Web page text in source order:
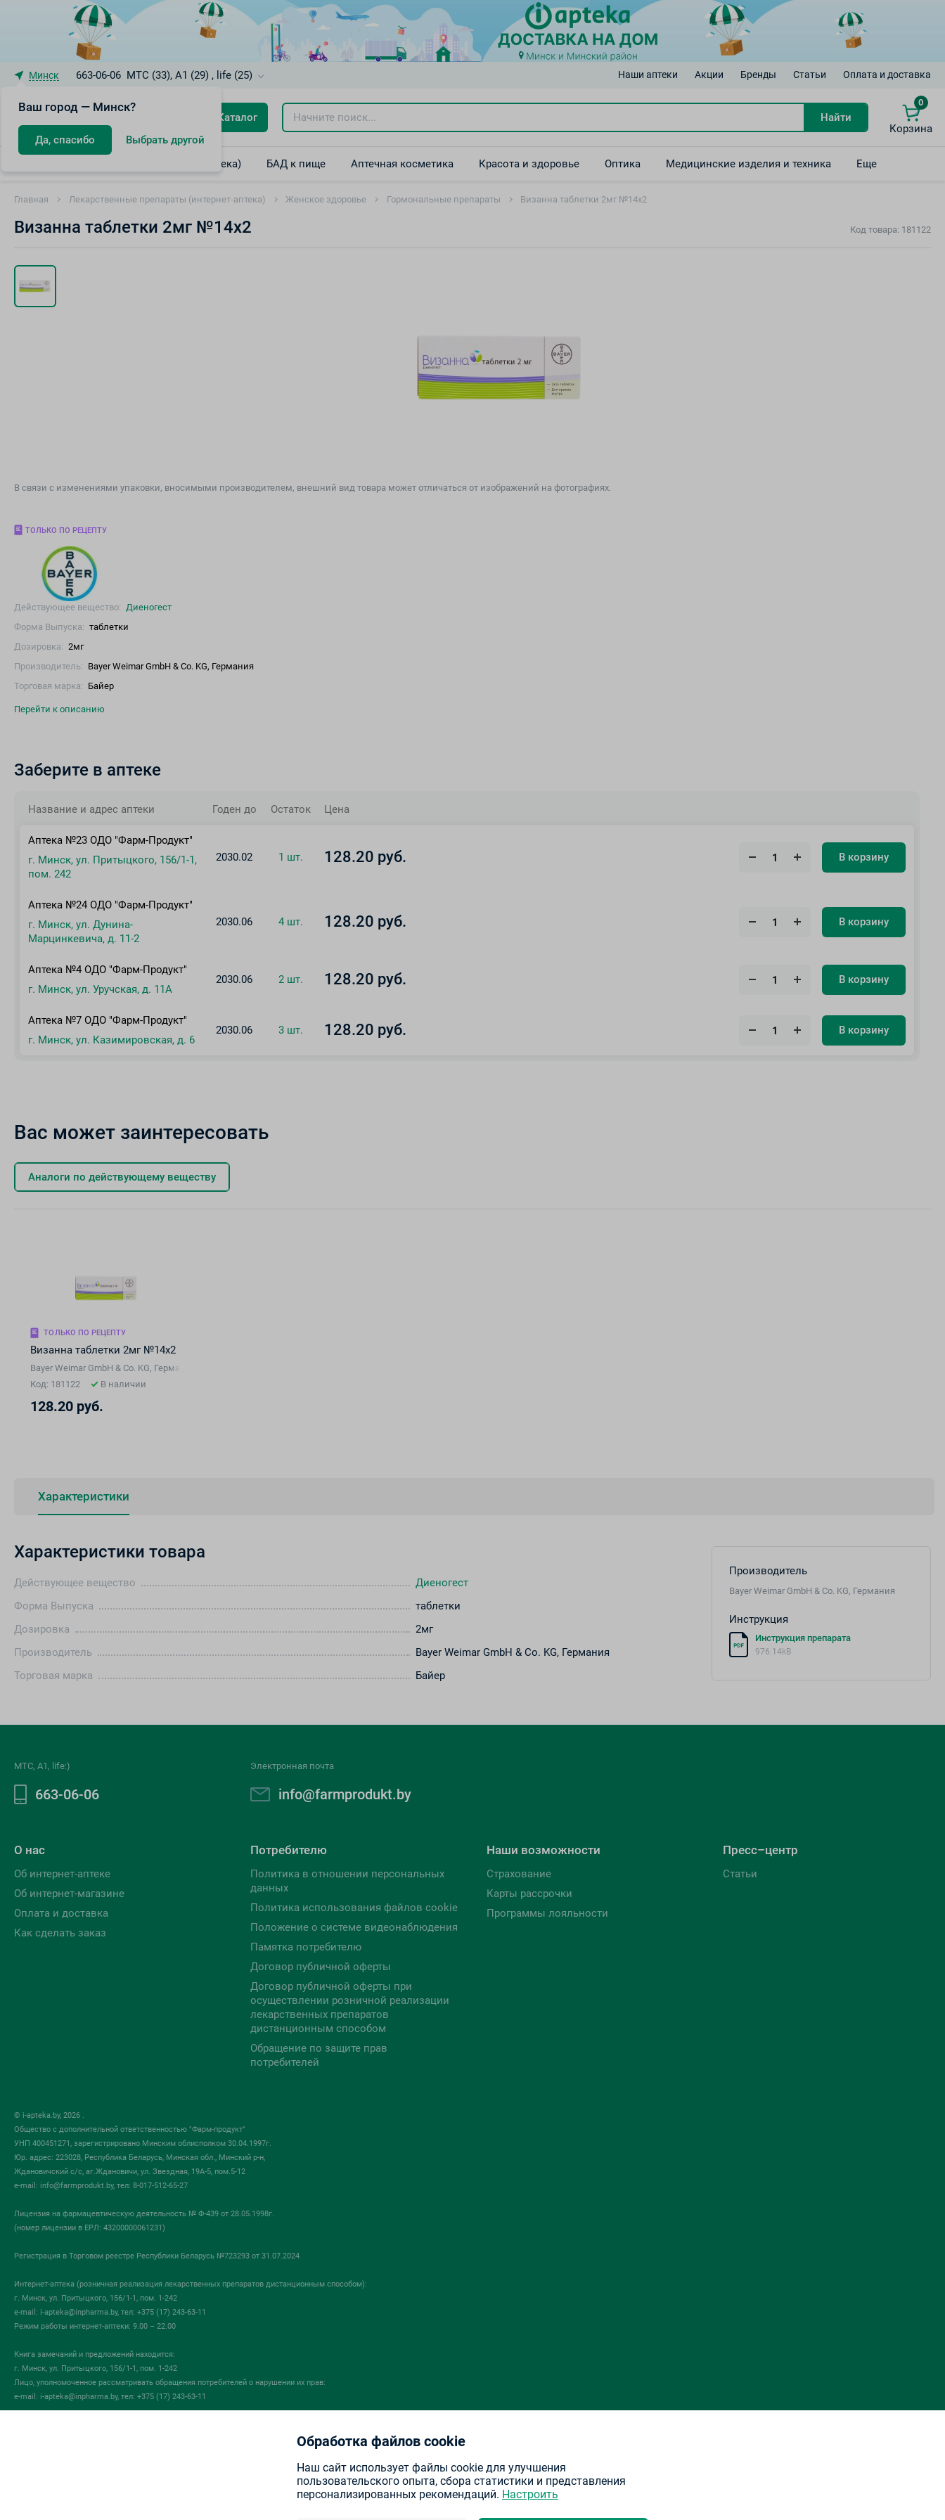
Минск
Ваш город — Минск?
Да, спасибо Выбрать другой
663-06-06 МТС (33), A1 (29) , life (25) Наши аптеки Акции Бренды Статьи Оплата и доставка
Каталог Найти
0
Корзина
Лекарственные препараты (интернет-аптека) БАД к пище Аптечная косметика Красота и здоровье Оптика Медицинские изделия и техника Еще
Главная Лекарственные препараты (интернет-аптека) Женское здоровье Гормональные препараты Визанна таблетки 2мг №14х2
Визанна таблетки 2мг №14х2 Код товара: 181122
В связи с изменениями упаковки, вносимыми производителем, внешний вид товара может отличаться от изображений на фотографиях.
ТОЛЬКО ПО РЕЦЕПТУ
Действующее вещество: Диеногест
Форма Выпуска: таблетки
Дозировка: 2мг
Производитель: Bayer Weimar GmbH & Co. KG, Германия
Торговая марка: Байер
Перейти к описанию
Заберите в аптеке
Название и адрес аптеки Годен до Остаток Цена
Аптека №23 ОДО "Фарм-Продукт"
г. Минск, ул. Притыцкого, 156/1-1,
пом. 242
2030.02 1 шт. 128.20 руб. В корзину
Аптека №24 ОДО "Фарм-Продукт"
г. Минск, ул. Дунина-
Марцинкевича, д. 11-2
2030.06 4 шт. 128.20 руб. В корзину
Аптека №4 ОДО "Фарм-Продукт"
г. Минск, ул. Уручская, д. 11А
2030.06 2 шт. 128.20 руб. В корзину
Аптека №7 ОДО "Фарм-Продукт"
г. Минск, ул. Казимировская, д. 6
2030.06 3 шт. 128.20 руб. В корзину
Вас может заинтересовать
Аналоги по действующему веществу
ТОЛЬКО ПО РЕЦЕПТУ
Визанна таблетки 2мг №14х2
Bayer Weimar GmbH & Co. KG, Германия
Код: 181122
В наличии
128.20 руб.
Характеристики
Характеристики товара
Действующее вещество
Диеногест
Форма Выпуска
таблетки
Дозировка
2мг
Производитель
Bayer Weimar GmbH & Co. KG, Германия
Торговая марка
Байер
Производитель
Bayer Weimar GmbH & Co. KG, Германия
Инструкция
Инструкция препарата
976.14kB
МТС, A1, life:)
663-06-06
Электронная почта
info@farmprodukt.by
О нас
Об интернет-аптеке
Об интернет-магазине
Оплата и доставка
Как сделать заказ
Потребителю
Политика в отношении персональных
данных
Политика использования файлов cookie
Положение о системе видеонаблюдения
Памятка потребителю
Договор публичной оферты
Договор публичной оферты при
осуществлении розничной реализации
лекарственных препаратов
дистанционным способом
Обращение по защите прав
потребителей
Наши возможности
Страхование
Карты рассрочки
Программы лояльности
Пресс–центр
Статьи
© i-apteka.by, 2026 .
Общество с дополнительной ответственностью "Фарм-продукт"
УНП 400451271, зарегистрировано Минским облисполком 30.04.1997г.
Юр. адрес: 223028, Республика Беларусь, Минская обл., Минский р-н,
Ждановичский с/с, аг.Ждановичи, ул. Звездная, 19А-5, пом.5-12
e-mail: info@farmprodukt.by, тел: 8-017-512-65-27
Лицензия на фармацевтическую деятельность № Ф-439 от 28.05.1998г.
(номер лицензии в ЕРЛ: 43200000061231)
Регистрация в Торговом реестре Республики Беларусь №723293 от 31.07.2024
Интернет-аптека (розничная реализация лекарственных препаратов дистанционным способом):
г. Минск, ул. Притыцкого, 156/1-1, пом. 1-242
e-mail: i-apteka@inpharma.by, тел: +375 (17) 243-63-11
Режим работы интернет-аптеки: 9.00 – 22.00
Книга замечаний и предложений находится:
г. Минск, ул. Притыцкого, 156/1-1, пом. 1-242
Лицо, уполномоченное рассматривать обращения потребителей о нарушении их прав:
e-mail: i-apteka@inpharma.by, тел: +375 (17) 243-63-11
Обработка файлов cookie
Наш сайт использует файлы cookie для улучшения
пользовательского опыта, сбора статистики и представления
персонализированных рекомендаций. Настроить